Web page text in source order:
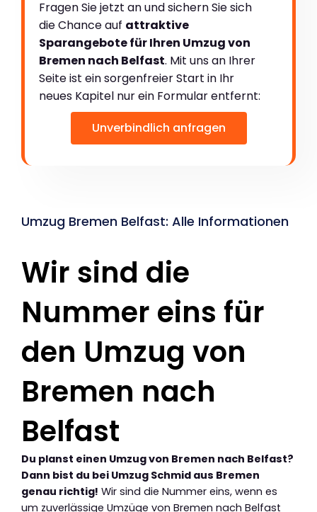
Fragen Sie jetzt an und sichern Sie sich
die Chance auf attraktive
Sparangebote für Ihren Umzug von
Bremen nach Belfast. Mit uns an Ihrer
Seite ist ein sorgenfreier Start in Ihr
neues Kapitel nur ein Formular entfernt:
Unverbindlich anfragen
Umzug Bremen Belfast: Alle Informationen
Wir sind die
Nummer eins für
den Umzug von
Bremen nach
Belfast
Du planst einen Umzug von Bremen nach Belfast?
Dann bist du bei Umzug Schmid aus Bremen
genau richtig! Wir sind die Nummer eins, wenn es
um zuverlässige Umzüge von Bremen nach Belfast